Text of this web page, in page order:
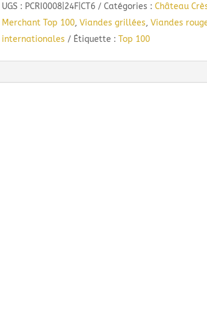
AOC
Terrasses
UGS : PCRI0008|24F|CT6 Catégories : Château
Merchant Top 100, Viandes grillées, Viandes
internationales
Étiquette : Top 100